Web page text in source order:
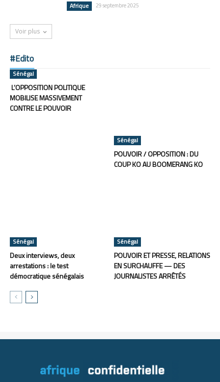
Afrique 29 septembre 2025
Voir plus
#Edito
Sénégal
L’OPPOSITION POLITIQUE
MOBILISE MASSIVEMENT
CONTRE LE POUVOIR
Sénégal
POUVOIR / OPPOSITION : DU
COUP KO AU BOOMERANG KO
Sénégal
Deux interviews, deux
arrestations : le test
démocratique sénégalais
Sénégal
POUVOIR ET PRESSE, RELATIONS
EN SURCHAUFFE — DES
JOURNALISTES ARRÊTÉS